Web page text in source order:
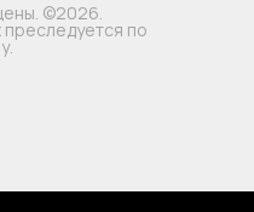
©2026.
по